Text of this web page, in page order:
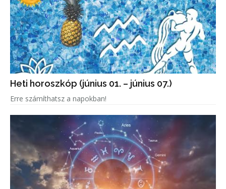
Heti horoszkóp (június 01. – június 07.)
Erre számíthatsz a napokban!